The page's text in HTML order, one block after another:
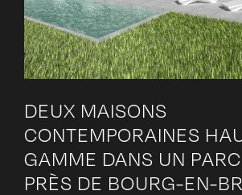
DEUX MAISONS
CONTEMPORAINES
GAMME DANS UN
PRÈS DE BOURG-EN-